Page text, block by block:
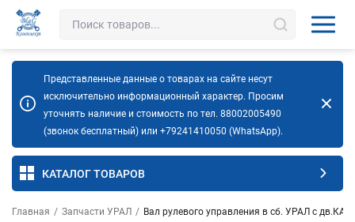
Представленные данные о товарах на сайте несут
исключительно информационный характер. Просим
уточнять наличие и стоимость по тел. 88002005490
(звонок бесплатный) или +79241410050 (WhatsApp).
КАТАЛОГ ТОВАРОВ
Главная / Запчасти УРАЛ / Вал рулевого управления в сб. УРАЛ с